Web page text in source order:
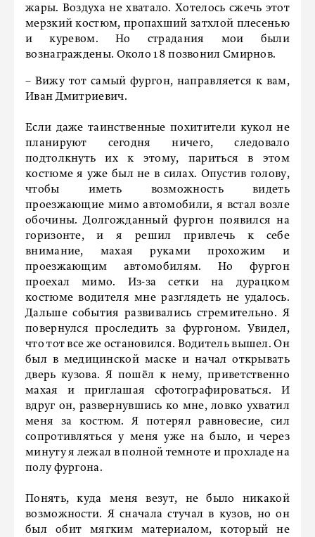
жары. Воздуха не хватало. Хотелось сжечь этот
мерзкий костюм, пропахший затхлой плесенью
и куревом. Но страдания мои были
вознаграждены. Около 18 позвонил Смирнов.
– Вижу тот самый фургон, направляется к вам,
Иван Дмитриевич.
Если даже таинственные похитители кукол не
планируют сегодня ничего, следовало
подтолкнуть их к этому, париться в этом
костюме я уже был не в силах. Опустив голову,
чтобы иметь возможность видеть
проезжающие мимо автомобили, я встал возле
обочины. Долгожданный фургон появился на
горизонте, и я решил привлечь к себе
внимание, махая руками прохожим и
проезжающим автомобилям. Но фургон
проехал мимо. Из-за сетки на дурацком
костюме водителя мне разглядеть не удалось.
Дальше события развивались стремительно. Я
повернулся проследить за фургоном. Увидел,
что тот все же остановился. Водитель вышел. Он
был в медицинской маске и начал открывать
дверь кузова. Я пошёл к нему, приветственно
махая и приглашая сфотографироваться. И
вдруг он, развернувшись ко мне, ловко ухватил
меня за костюм. Я потерял равновесие, сил
сопротивляться у меня уже на было, и через
минуту я лежал в полной темноте и прохладе на
полу фургона.
Понять, куда меня везут, не было никакой
возможности. Я сначала стучал в кузов, но он
был обит мягким материалом, который не